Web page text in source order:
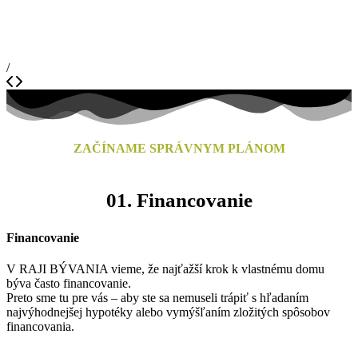
/
ZAČÍNAME SPRÁVNYM PLÁNOM
01. Financovanie
Financovanie
V RAJI BÝVANIA vieme, že najťažší krok k vlastnému domu
býva často financovanie.
Preto sme tu pre vás – aby ste sa nemuseli trápiť s hľadaním
najvýhodnejšej hypotéky alebo vymýšľaním zložitých spôsobov
financovania.